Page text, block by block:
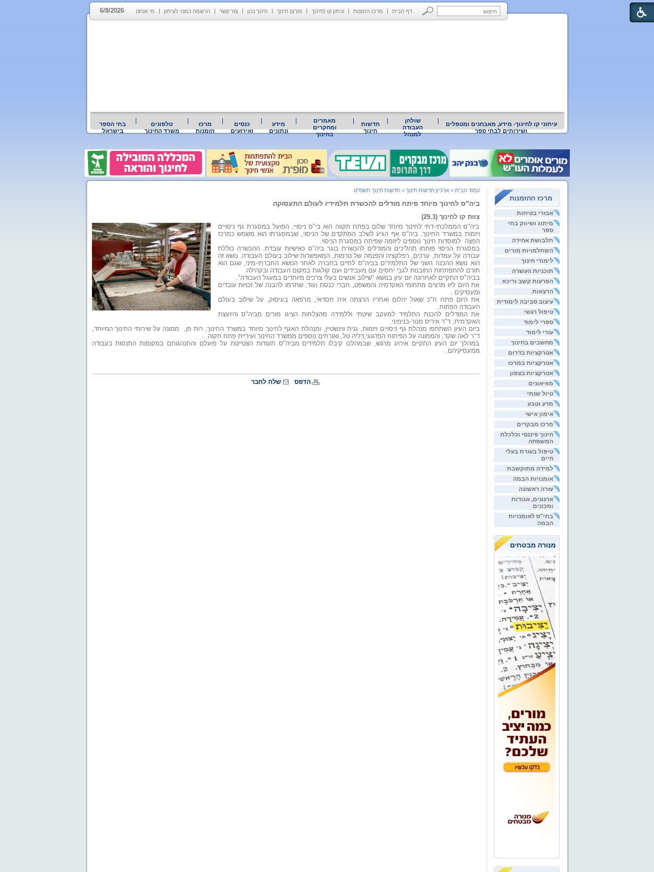
דף הבית מרכז הזמנות עיתון קו לחינוך פורום חינוך חינוך נכון צור קשר הרשמה כמנוי לעיתון מי אנחנו 6/8/2026
עיתוני קו לחינוך- מידע, מאבחנים ומטפלים
ושירותים לבתי ספר
שולחן
העבודה
למנהל
חדשות
חינוך
מאמרים
ומחקרים
בחינוך
מידע
ונתונים
כנסים
ואירועים
מרכז
הזמנות
טלפונים
משרד החינוך
בתי הספר
בישראל
מרכז ההזמנות
אבזרי בטיחות
מיתוג ושיווק בתי
ספר
תלבושת אחידה
השתלמויות מורים
לימודי חינוך
תוכניות העשרה
הפרעות קשב וריכוז
הרצאות
עיצוב סביבה לימודית
טיפול רגשי
ספרי לימוד
עזרי לימוד
מחשבים בחינוך
אטרקציות בדרום
אטרקציות במרכז
אטרקציות בצפון
מוזיאונים
טיול שנתי
מדע וטבע
אימון אישי
מרכז מבקרים
חינוך פיננסי וכלכלת
המשפחה
טיפול בעזרת בעלי
חיים
למידה מתוקשבת
אומנויות הבמה
עזרה ראשונה
ארגונים, אגודות
ומכונים
בתי"ס לאומנויות
הבמה
מנורה מבטחים
עמוד הבית > ארכיון חדשות חינוך > חדשות חינוך תשס"ט
ביה"ס לחינוך מיוחד פיתח מודלים להכשרת תלמידיו לעולם התעסוקה
צוות קו לחינוך (29.3)
ביה"ס הממלכתי-דתי לחינוך מיוחד שלום בפתח תקווה הוא בי"ס ניסויי, הפועל במסגרת גף ניסויים
ויזמות במשרד החינוך. ביה"ס אף הגיע לשלב המתקדם של הניסוי, שבמסגרתו הוא משמש כמרכז
הפצה למוסדות חינוך נוספים ליוזמה שפיתח במסגרת הניסוי.
במסגרת הניסוי פותחו תהליכים והמודלים להכשרת בוגר ביה"ס כאישיות עובדת. ההכשרה כוללת
עבודה על עמדות, ערכים, רפלקציה והפנמה של נורמות, המאפשרות שילוב בעולם העבודה. נושא זה
הוא נושא ההכנה השני של התלמידים בביה"ס לחיים בחברה לאחר הנושא החברתי-מיני, שגם הוא
תורם להתפתחות התובנות לגבי יחסים עם מעבידים ועם קולגות במקום העבודה ובקהילה.
בביה"ס התקיים לאחרונה יום עיון בנושא "שילוב אנשים בעלי צרכים מיוחדים במעגל העבודה".
את היום ליוו מרצים מתחומי האקדמיה והמשפט, חברי כנסת ועוד, שתרמו להבנה של זכויות עובדים
ומעסיקים .
את היום פתח ח"כ שאול יהלום ואחריו הרצתה איה חסדאי, מרפאה בעיסוק, על שילוב בעולם
העבודה הפתוח.
את המודלים להכנת התלמיד למעקב שיטתי וללמידה מהצלחות הציגו מורים מביה"ס והיועצת
האקדמית, ד"ר איריס מנור-בנימיני.
ביום העיון השתתפו מנהלת גף ניסויים ויזמות, גנית ווינשטיין, ומנהלת האגף לחינוך מיוחד במשרד החינוך, רות פן, ממונה על שירותי החינוך המיוחד,
ד"ר לאה שקד, והממונה על הפיתוח הפדגוגי,דליה טל, ואורחים נוספים ממשרד החינוך ועיריית פתח תקוה. .
במהלך יום העיון התקיים אירוע מרגש, שבמהלכו קיבלו תלמידים מביה"ס תעודות הצטיינות על פועלם והתנהגותם במקומות התנסות בעבודה
ממעסיקיהם.
הדפס שלח לחבר